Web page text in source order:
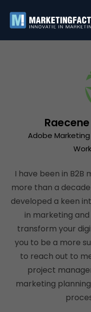
Adobe
I have been in B2B
more than a
developed a keen
in marketing
transform your
you to be a more
to reach out to
project
marketing